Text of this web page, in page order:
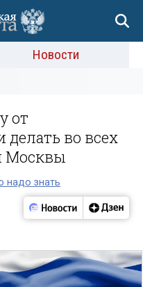
Новости
от
делать во всех
Москвы
надо знать